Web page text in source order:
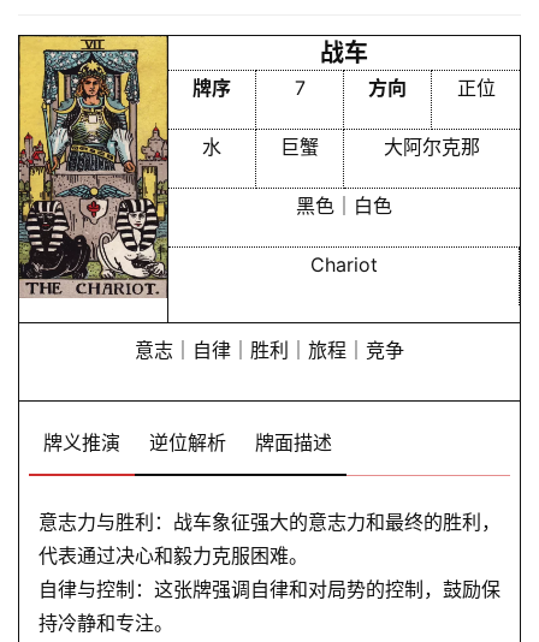
页
黄
历
占
卜
命
解
梦
战车
牌序 7 方向 正位
水 巨蟹 大阿尔克那
黑色｜白色
Chariot
意志｜自律｜胜利｜旅程｜竞争
牌义推演 逆位解析 牌面描述
意志力与胜利：战车象征强大的意志力和最终的胜利，
代表通过决心和毅力克服困难。
自律与控制：这张牌强调自律和对局势的控制，鼓励保
持冷静和专注。